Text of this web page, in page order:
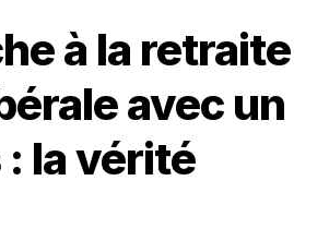
à la retraite
avec un
la vérité